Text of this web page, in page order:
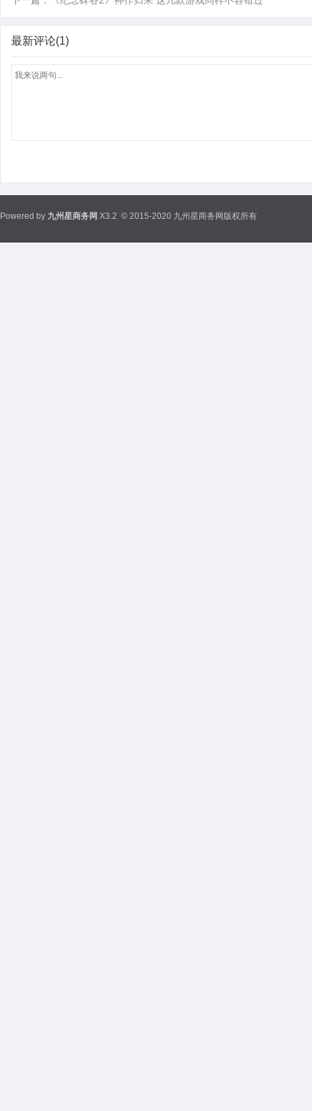
最新评论(1)
Powered by 九州星商务网 X3.2 © 2015-2020 九州星商务网版权所有